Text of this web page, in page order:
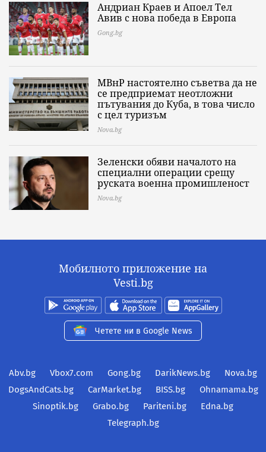
Андриан Краев и Апоел Тел
Авив с нова победа в Европа
Gong.bg
МВнР настоятелно съветва да не
се предприемат неотложни
пътувания до Куба, в това число
с цел туризъм
Nova.bg
Зеленски обяви началото на
специални операции срещу
руската военна промишленост
Nova.bg
Мобилното приложение на
Vesti.bg
Четете ни в Google News
Abv.bg Vbox7.com Gong.bg DarikNews.bg
Nova.bg
DogsAndCats.bg
CarMarket.bg BISS.bg
Ohnamama.bg
Sinoptik.bg
Grabo.bg Pariteni.bg
Edna.bg
Telegraph.bg